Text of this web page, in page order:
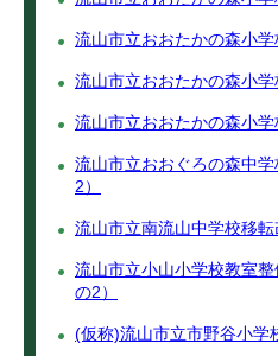
流山市立おおたかの森小学
流山市立おおたかの森小学
流山市立おおたかの森小学
流山市立おおぐろの森中
2）
流山市立南流山中学校移
流山市立小山小学校教室
の2）
(仮称)流山市立市野谷小学